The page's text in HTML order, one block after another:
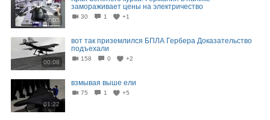
14:02
замораживает цены на электричество
30 1 +1
00:08
вот так приземлился БПЛА Гербера Доказательство
подъехали
158 0 +2
01:22
взмывая выше ели
75 1 +5